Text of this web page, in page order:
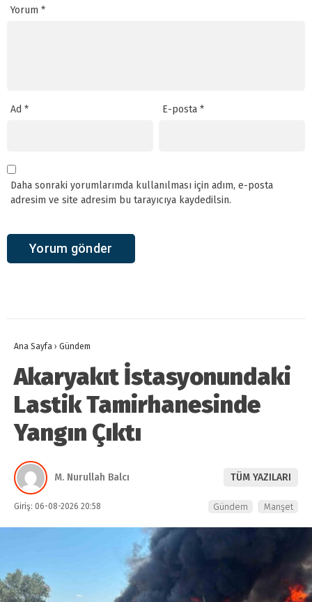
Yorum *
Ad * E-posta*
Daha sonraki yorumlarımda kullanılması için adım, e-posta
adresim ve site adresim bu tarayıcıya kaydedilsin.
Ana Sayfa › Gündem
Akaryakıt İstasyonundaki
Lastik Tamirhanesinde
Yangın Çıktı
M. Nurullah Balcı TÜM YAZILARI
Giriş: 06-08-2026 20:58 Gündem Manşet